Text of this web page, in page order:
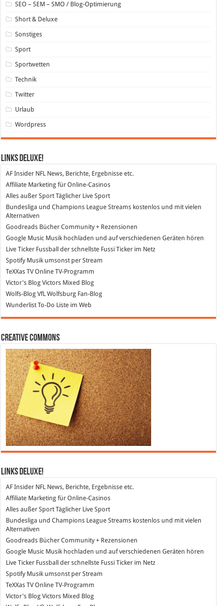
SEO – SEM – SMO / Blog-Optimierung
Short & Deluxe
Sonstiges
Sport
Sportwetten
Technik
Twitter
Urlaub
Wordpress
Links DeLuXe!
AF Insider NFL News, Berichte, Ergebnisse etc.
Affiliate Marketing für Online-Casinos
Alles außer SportTäglicher Live Sport
Bundesliga und Champions League Streams kostenlos und mit vielen
Alternativen
Goodreads Bücher Community + Rezensionen
Google Music Musik hochladen und auf verschiedenen Geräten hören
Live Ticker Fussball
der schnellste Fussi Ticker im Netz
SpotifyMusik umsonst per Stream
TeXXas TVOnline TV-Programm
Victor's Blog Victors Mixed Blog
Wolfs-Blog VfL Wolfsburg Fan-Blog
WunderlistTo-Do Liste im Web
Creative Commons
Links DeLuXe!
AF Insider NFL News, Berichte, Ergebnisse etc.
Affiliate Marketing für Online-Casinos
Alles außer Sport Täglicher Live Sport
Bundesliga und Champions League Streams kostenlos und mit vielen
Alternativen
Goodreads Bücher Community + Rezensionen
Google Music Musik hochladen und auf verschiedenen Geräten hören
Live Ticker Fussball
der schnellste Fussi Ticker im Netz
SpotifyMusik umsonst per Stream
TeXXas TVOnline TV-Programm
Victor's Blog Victors Mixed Blog